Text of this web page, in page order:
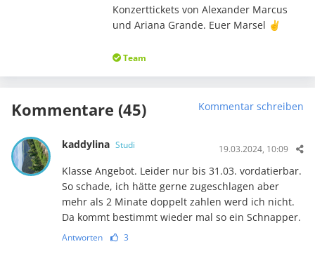
Konzerttickets von Alexander Marcus
und Ariana Grande. Euer Marsel ✌️
Team
Kommentare (45) Kommentar schreiben
kaddylina Studi 19.03.2024, 10:09
Klasse Angebot. Leider nur bis 31.03. vordatierbar.
So schade, ich hätte gerne zugeschlagen aber
mehr als 2 Minate doppelt zahlen werd ich nicht.
Da kommt bestimmt wieder mal so ein Schnapper.
Antworten 3